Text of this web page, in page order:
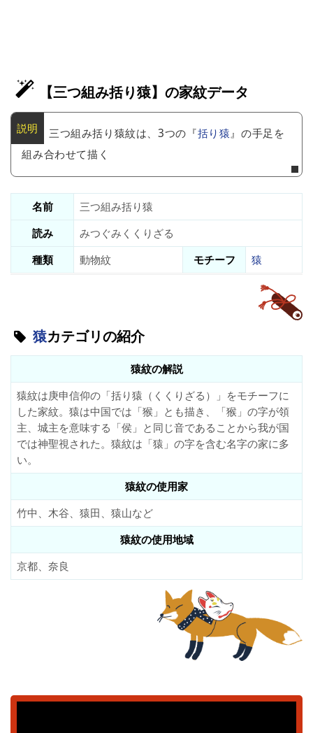
【三つ組み括り猿】の家紋データ
三つ組み括り猿紋は、3つの『括り猿』の手足を
組み合わせて描く
名前
三つ組み括り猿
読み
みつぐみくくりざる
種類
動物紋 モチーフ 猿
猿カテゴリの紹介
猿紋の解説
猿紋は庚申信仰の「括り猿（くくりざる）」をモチーフに
した家紋。猿は中国では「猴」とも描き、「猴」の字が領
主、城主を意味する「侯」と同じ音であることから我が国
では神聖視された。猿紋は「猿」の字を含む名字の家に多
い。
猿紋の使用家
竹中、木谷、猿田、猿山など
猿紋の使用地域
京都、奈良